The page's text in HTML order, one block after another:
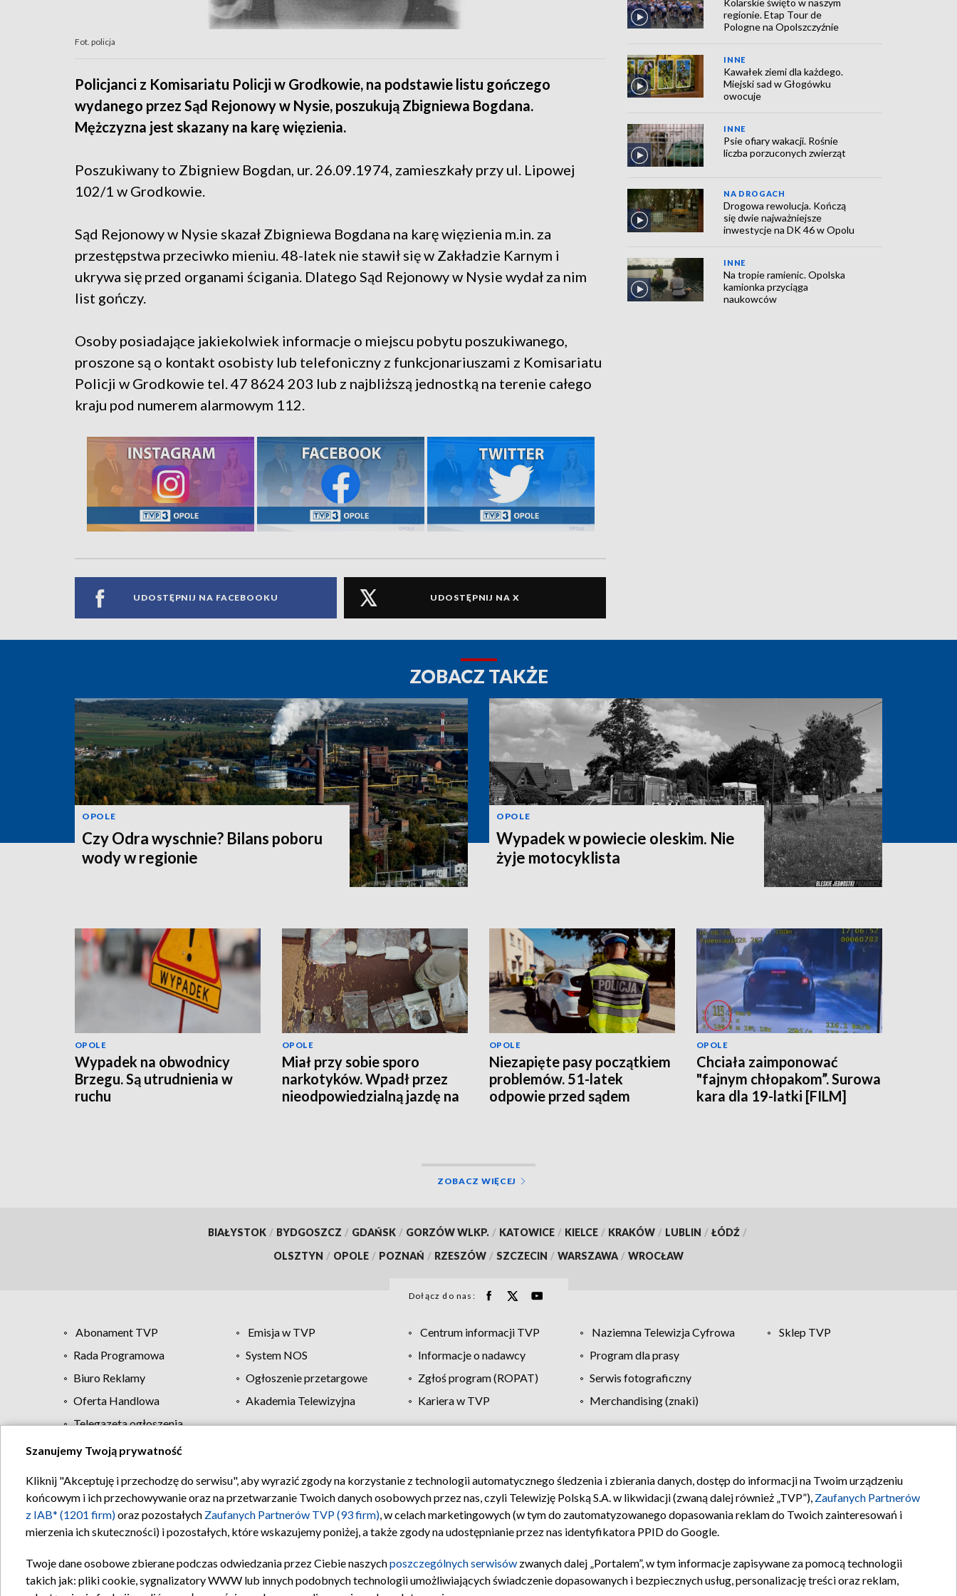
Fot. policja
Policjanci z Komisariatu Policji w Grodkowie, na podstawie listu gończego
wydanego przez Sąd Rejonowy w Nysie, poszukują Zbigniewa Bogdana.
Mężczyzna jest skazany na karę więzienia.
Poszukiwany to Zbigniew Bogdan, ur. 26.09.1974, zamieszkały przy ul. Lipowej
102/1 w Grodkowie.
Sąd Rejonowy w Nysie skazał Zbigniewa Bogdana na karę więzienia m.in. za
przestępstwa przeciwko mieniu. 48-latek nie stawił się w Zakładzie Karnym i
ukrywa się przed organami ścigania. Dlatego Sąd Rejonowy w Nysie wydał za nim
list gończy.
Osoby posiadające jakiekolwiek informacje o miejscu pobytu poszukiwanego,
proszone są o kontakt osobisty lub telefoniczny z funkcjonariuszami z Komisariatu
Policji w Grodkowie tel. 47 8624 203 lub z najbliższą jednostką na terenie całego
kraju pod numerem alarmowym 112.
UDOSTĘPNIJ NA FACEBOOKU UDOSTĘPNIJ NA X
regionie. Etap Tour de
Pologne na Opolszczyźnie
INNE
Kawałek ziemi dla każdego.
Miejski sad w Głogówku
owocuje
INNE
Psie ofiary wakacji. Rośnie
liczba porzuconych zwierząt
NA DROGACH
Drogowa rewolucja. Kończą
się dwie najważniejsze
inwestycje na DK 46 w Opolu
INNE
Na tropie ramienic. Opolska
kamionka przyciąga
naukowców
ZOBACZ TAKŻE
OPOLE
Czy Odra wyschnie? Bilans poboru
wody w regionie
OPOLE
Wypadek w powiecie oleskim. Nie
żyje motocyklista
OPOLE
Wypadek na obwodnicy
Brzegu. Są utrudnienia w
ruchu
OPOLE
Miał przy sobie sporo
narkotyków. Wpadł przez
nieodpowiedzialną jazdę na
OPOLE
Niezapięte pasy początkiem
problemów. 51-latek
odpowie przed sądem
OPOLE
Chciała zaimponować
"fajnym chłopakom”. Surowa
kara dla 19-latki [FILM]
ZOBACZ WIĘCEJ
BIAŁYSTOK / BYDGOSZCZ / GDAŃSK / GORZÓW WLKP. / KATOWICE / KIELCE / KRAKÓW / LUBLIN / ŁÓDŹ /
OLSZTYN / OPOLE / POZNAŃ / RZESZÓW / SZCZECIN / WARSZAWA / WROCŁAW
Dołącz do nas:
Abonament TVP Emisja w TVP Centrum informacji TVP Naziemna Telewizja Cyfrowa
Sklep TVP
Rada Programowa
System NOS Informacje o nadawcy
Program dla prasy
Biuro Reklamy
Ogłoszenie przetargowe Zgłoś program (ROPAT)
Serwis fotograficzny
Oferta Handlowa
Akademia Telewizyjna Kariera w TVP
Merchandising (znaki)
Telegazeta ogłoszenia
Regulamin TVP Polityka prywatności Moje zgody Pomoc Biuro reklamy Kontakt
Szanujemy Twoją prywatność
Kliknij "Akceptuję i przechodzę do serwisu", aby wyrazić zgody na korzystanie z technologii automatycznego śledzenia i zbierania danych, dostęp do informacji na Twoim urządzeniu
końcowym i ich przechowywanie oraz na przetwarzanie Twoich danych osobowych przez nas, czyli Telewizję Polską S.A. w likwidacji (zwaną dalej również „TVP”), Zaufanych Partnerów
z IAB* (1201 firm)oraz pozostałych Zaufanych Partnerów TVP (93 firm), w celach marketingowych (w tym do zautomatyzowanego dopasowania reklam do Twoich zainteresowań i
mierzenia ich skuteczności) i pozostałych, które wskazujemy poniżej, a także zgody na udostępnianie przez nas identyfikatora PPID do Google.
Twoje dane osobowe zbierane podczas odwiedzania przez Ciebie naszychposzczególnych serwisów zwanych dalej „Portalem”, w tym informacje zapisywane za pomocą technologii
takich jak: pliki cookie, sygnalizatory WWW lub innych podobnych technologii umożliwiających świadczenie dopasowanych i bezpiecznych usług, personalizację treści oraz reklam,